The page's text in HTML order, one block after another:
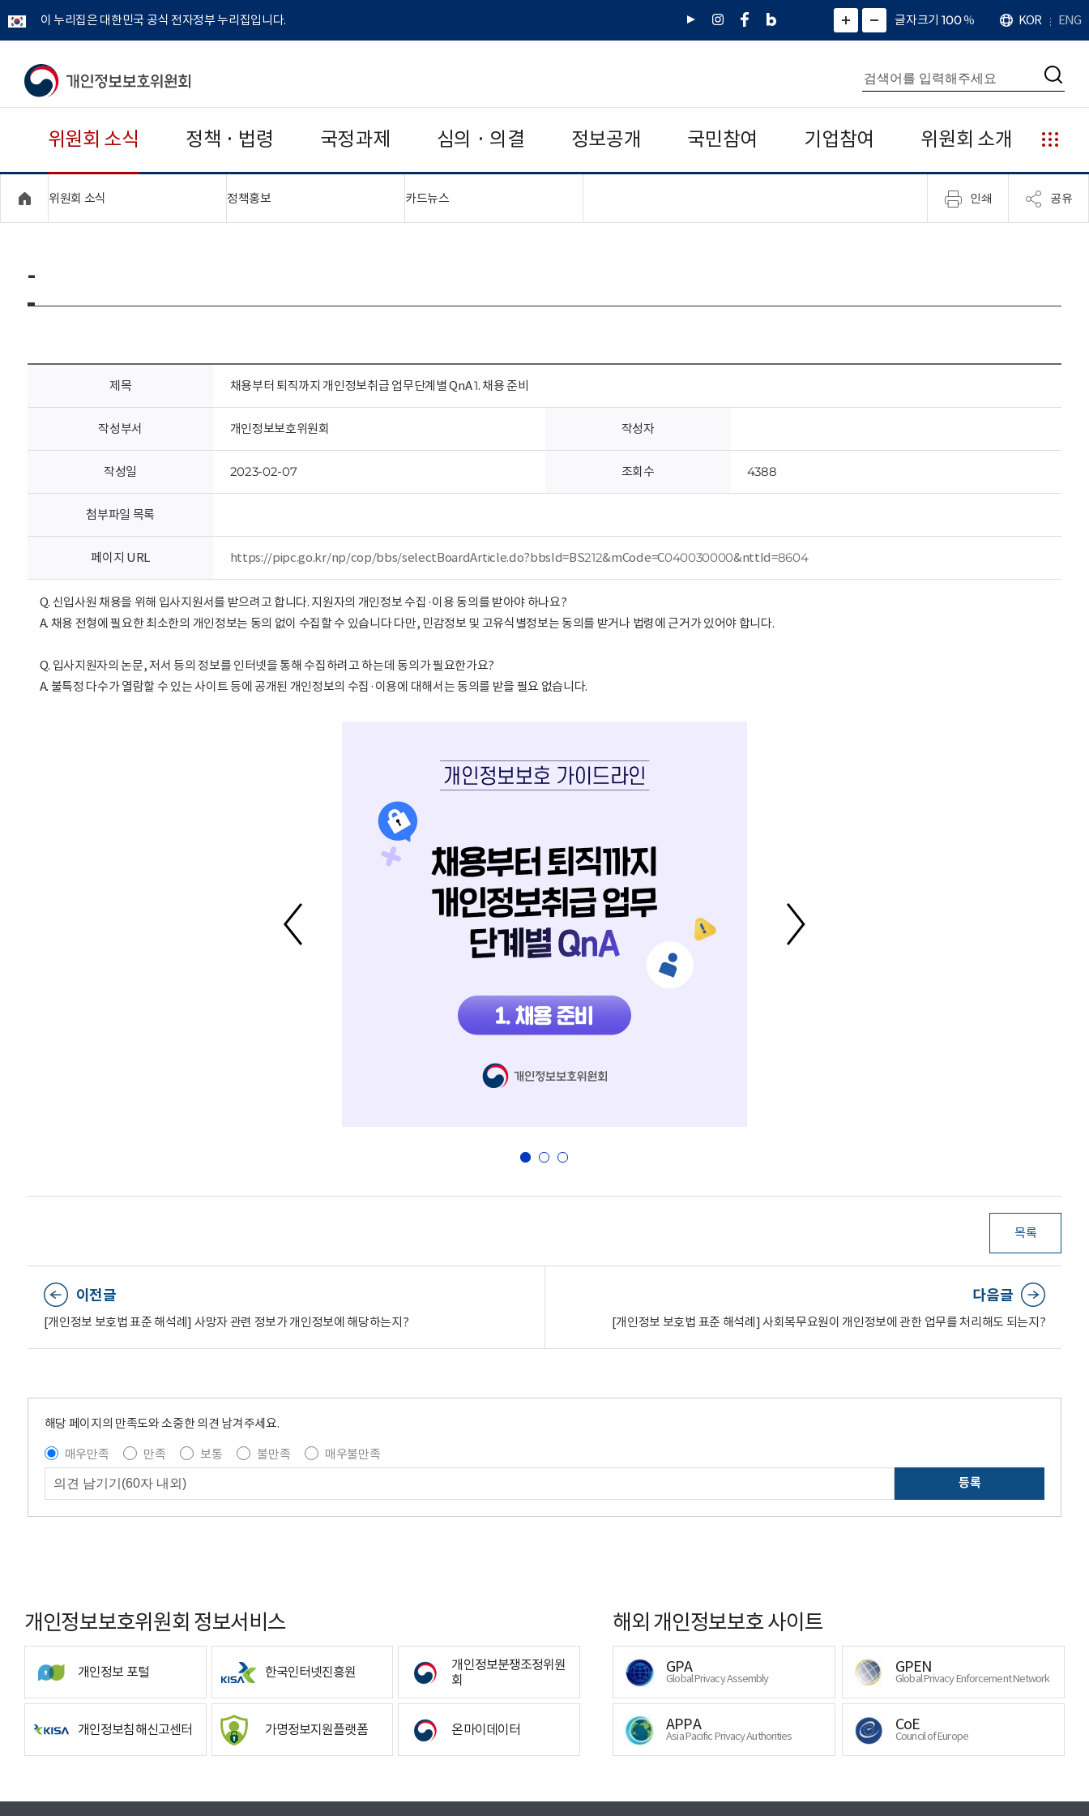
이 누리집은 대한민국 공식 전자정부 누리집입니다.
유
인
페
네
그
)
화
면
면
소
확
대
치
글자크기 100%
언
어
KOR ENG
개
보
보
위
회
통
합
검
색
검
위원회 소식 정책 · 법령 국정과제 심의 · 의결 정보공개 국민참여 기업참여 위원회 소개
누
리
집
안
위원회 소식 정책홍보"접기,펼치기" 카드뉴스"접기,펼치기" 인쇄 공유
-
제목 채용부터 퇴직까지 개인정보취급 업무단계별 QnA 1. 채용 준비
작성부서 개인정보보호위원회 작성자
작성일 2023-02-07 조회수 4388
첨부파일 목록
페이지 URL https://pipc.go.kr/np/cop/bbs/selectBoardArticle.do?bbsId=BS212&mCode=C040030000&nttId=8604
Q. 신입사원 채용을 위해 입사지원서를 받으려고 합니다. 지원자의 개인정보 수집·이용 동의를 받아야 하나요?
A. 채용 전형에 필요한 최소한의 개인정보는 동의 없이 수집할 수 있습니다 다만, 민감정보 및 고유식별정보는 동의를 받거나 법령에 근거가 있어야 합니다.
Q. 입사지원자의 논문, 저서 등의 정보를 인터넷을 통해 수집하려고 하는데 동의가 필요한가요?
A. 불특정 다수가 열람할 수 있는 사이트 등에 공개된 개인정보의 수집·이용에 대해서는 동의를 받을 필요 없습니다.
목록
이전글
[개인정보 보호법 표준 해석례] 사망자 관련 정보가 개인정보에 해당하는지?
다음글
[개인정보 보호법 표준 해석례] 사회복무요원이 개인정보에 관한 업무를 처리해도 되는지?
해당 페이지의 만족도와 소중한 의견 남겨주세요.
매우만족
만족 보통 불만족
매우불만족
등록
개인정보보호위원회 정보서비스
개인정보 포털 한국인터넷진흥원
개인정보분쟁조정위원
회
개인정보침해신고센터 가명정보지원플랫폼 온마이데이터
해외 개인정보보호 사이트
GPA
Global Privacy Assembly
GPEN
Global Privacy Enforcement Network
APPA
Asia Pacific Privacy Authorities
CoE
Council of Europe